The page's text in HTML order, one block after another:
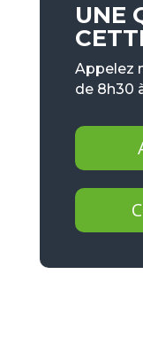
UNE
Appelez
de 8h30